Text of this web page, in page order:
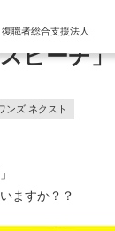
職者総合支援法人
ピーチ」
ンズ ネクスト
ますか？？